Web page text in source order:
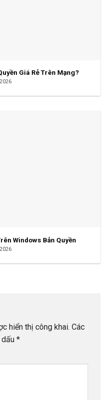
Giá Rẻ Trên Mạng?
Windows Bản Quyền
hiển thị công khai. Các
*